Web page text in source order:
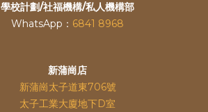
學校計劃/社福機構/私人機構部
WhatsApp： 6841 8968
新蒲崗店
新蒲崗太子道東706號
太子工業大廈地下D室